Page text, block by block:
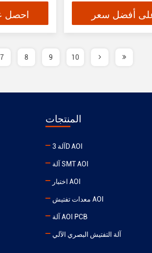
احصل أفضل سعر
7 8 9 10
المنتجات
آلة 3D AOI
آلة SMT AOI
اختبار AOI
معدات تفتيش AOI
آلة AOI PCB
آلة التفتيش البصري الآلي